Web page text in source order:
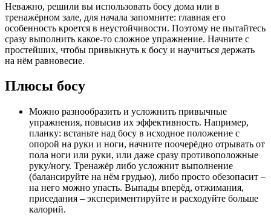
Неважно, решили вы использовать босу дома или в
тренажёрном зале, для начала запомните: главная его
особенность кроется в неустойчивости. Поэтому не пытайтесь
сразу выполнить какое-то сложное упражнение. Начните с
простейших, чтобы привыкнуть к босу и научиться держать
на нём равновесие.
Плюсы босу
Можно разнообразить и усложнить привычные
упражнения, повысив их эффективность. Например,
планку: встаньте над босу в исходное положение с
опорой на руки и ноги, начните поочерёдно отрывать от
пола ноги или руки, или даже сразу противоположные
руку/ногу. Тренажёр либо усложнит выполнение
(балансируйте на нём грудью), либо просто обезопасит –
на него можно упасть. Выпады вперёд, отжимания,
приседания – экспериментируйте и расходуйте больше
калорий.